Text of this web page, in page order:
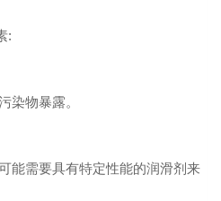
:
染物暴露。
能需要具有特定性能的润滑剂来